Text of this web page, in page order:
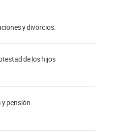
y divorcios.
de los hijos
pensión